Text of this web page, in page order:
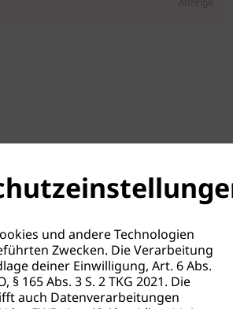
und andere Technologien
Zwecken. Die Verarbeitung
deiner Einwilligung, Art. 6 Abs.
§ 165 Abs. 3 S. 2 TKG 2021. Die
auch Datenverarbeitungen